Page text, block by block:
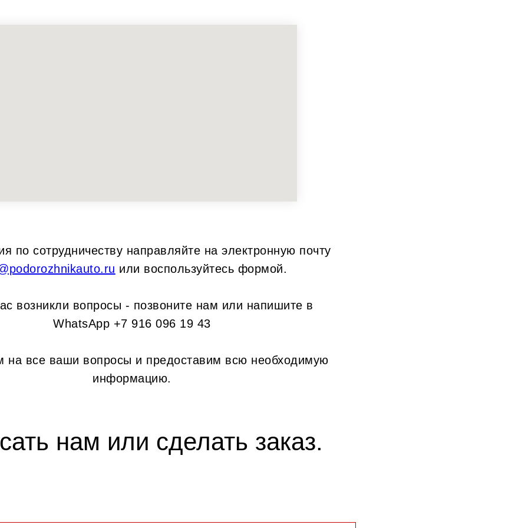
по сотрудничеству направляйте на электронную почту
или воспользуйтесь формой.
возникли вопросы - позвоните нам или напишите в
WhatsApp +7 916 096 19 43
на все ваши вопросы и предоставим всю необходимую
информацию.
нам или сделать заказ.